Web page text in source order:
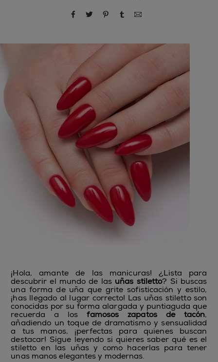
compartir por Facebook
compartir por Twitter
compartir por Pinterest
compartir por Tumblr
compartir por
¡Hola, amante de las manicuras! ¿Lista para
descubrir el mundo de las uñas stiletto? Si buscas
una forma de uña que grite sofisticación y estilo,
¡has llegado al lugar correcto! Las uñas stiletto son
conocidas por su forma alargada y puntiaguda que
recuerda a losfamosos zapatos de tacón,
añadiendo un toque de dramatismo y sensualidad
a tus manos, ¡perfectas para quienes buscan
destacar! Sigue leyendo si quieres saber qué es el
stiletto en las uñas y como hacerlas para tener
unas manos elegantes y modernas.